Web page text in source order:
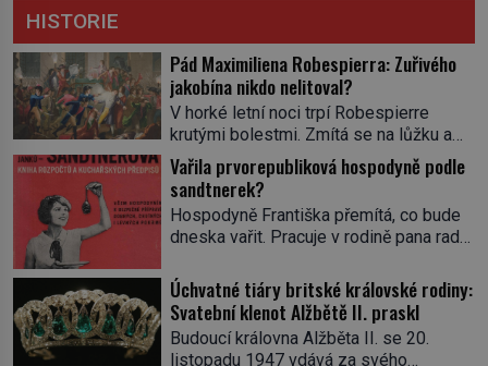
HISTORIE
Pád Maximiliena Robespierra: Zuřivého
jakobína nikdo nelitoval?
V horké letní noci trpí Robespierre
krutými bolestmi. Zmítá se na lůžku a
hlavou mu víří kolotoč myšlenek. Když
se probere z mdlob, vzpomene si na
jednu z pařížských jasnovidek, kterou
před lety navštívil. Prorokovala mu
tragický osud. Tehdy se jí vysmál.
prohlásil o něm jiný významný
francouzský revolucionář, Honoré de
Mirabeau […]
Vařila prvorepubliková hospodyně podle
sandtnerek?
Hospodyně Františka přemítá, co bude
dneska vařit. Pracuje v rodině pana rady
rychle v jedné ze „sandtnerek“.
„Zaplaťpánbůh, že už nemusíme chodit
s lístky,“ povzdechne si směrem ke
služce, kterou má v kuchyni k ruce.
Úchvatné tiáry britské královské rodiny:
Svatební klenot Alžbětě II. praskl
Budoucí královna Alžběta II. se 20.
listopadu 1947 vdává za svého